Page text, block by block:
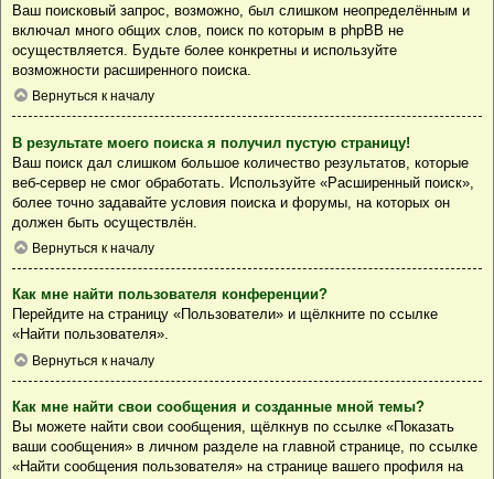
Ваш поисковый запрос, возможно, был слишком неопределённым и
включал много общих слов, поиск по которым в phpBB не
осуществляется. Будьте более конкретны и используйте
возможности расширенного поиска.
Вернуться к началу
В результате моего поиска я получил пустую страницу!
Ваш поиск дал слишком большое количество результатов, которые
веб-сервер не смог обработать. Используйте «Расширенный поиск»,
более точно задавайте условия поиска и форумы, на которых он
должен быть осуществлён.
Вернуться к началу
Как мне найти пользователя конференции?
Перейдите на страницу «Пользователи» и щёлкните по ссылке
«Найти пользователя».
Вернуться к началу
Как мне найти свои сообщения и созданные мной темы?
Вы можете найти свои сообщения, щёлкнув по ссылке «Показать
ваши сообщения» в личном разделе на главной странице, по ссылке
«Найти сообщения пользователя» на странице вашего профиля на